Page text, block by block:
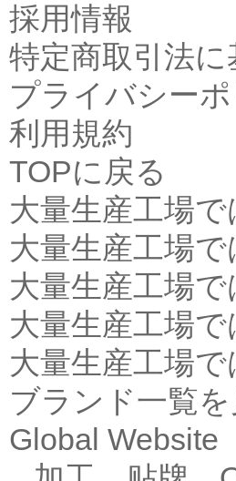
採用情報
特定商取引法
プライバシー
利用規約
TOPに戻る
大量生産工場
大量生産工場
大量生産工場
大量生産工場
大量生産工場
ブランド一覧を
Global Website